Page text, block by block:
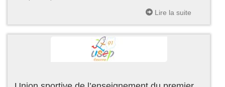
Lire la suite